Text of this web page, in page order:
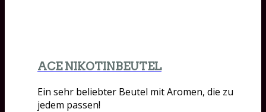
ACE NIKOTINBEUTEL
Ein sehr beliebter Beutel mit Aromen, die zu
jedem passen!